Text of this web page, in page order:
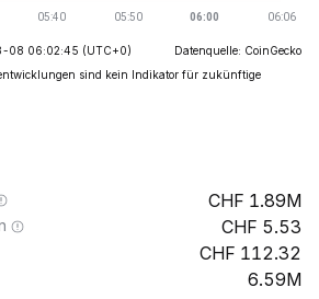
08 06:02:45 (UTC+0)
Datenquelle: CoinGecko
sind kein Indikator für zukünftige
1.89M
5.53
112.32
6.59M